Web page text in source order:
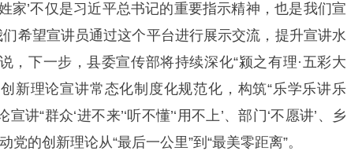
家’不仅是习近平总书记的重要指示精神，也是我们宣
希望宣讲员通过这个平台进行展示交流，提升宣讲水
，下一步，县委宣传部将持续深化“颍之有理·五彩大
新理论宣讲常态化制度化规范化，构筑“乐学乐讲乐
讲“群众‘进不来’‘听不懂’‘用不上’、部门‘不愿讲’、乡
党的创新理论从“最后一公里”到“最美零距离”。